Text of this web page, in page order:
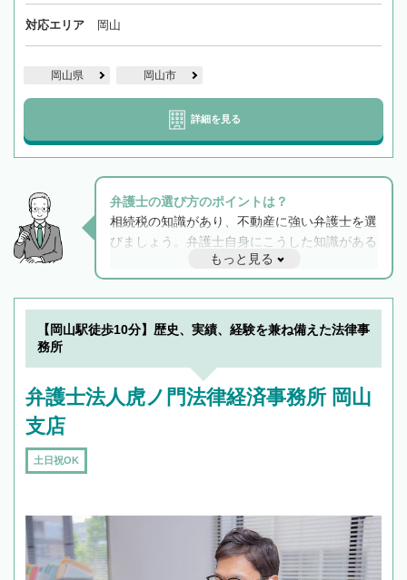
対応エリア 岡山
岡山県 岡山市
詳細を見る
弁護士の選び方のポイントは？
相続税の知識があり、不動産に強い弁護士を選
びましょう。弁護士自身にこうした知識がある
と他士業との連携もスムーズに進み、トラブル
解決のみならず相続をトータルで任せることが
できます。また、相続は感情がからむ分野なの
でフィーリングも重要です。実際に電話や面談
で複数の弁護士と会話をしてウマが合う方に依
もっと見る
【岡山駅徒歩10分】歴史、実績、経験を兼ね備えた法律事
務所
弁護士法人虎ノ門法律経済事務所 岡山
支店
土日祝OK